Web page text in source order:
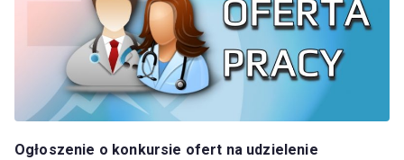
Ogłoszenie o konkursie ofert na udzielenie